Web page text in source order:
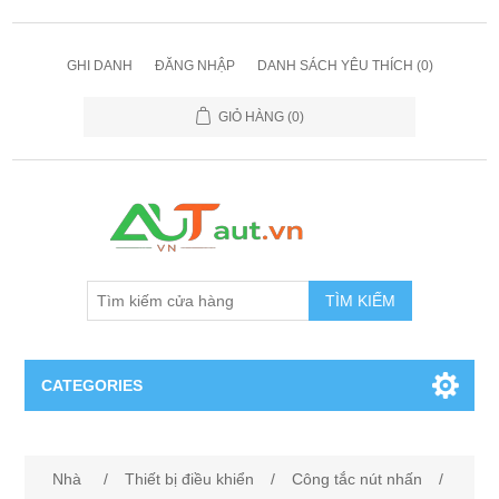
GHI DANH ĐĂNG NHẬP DANH SÁCH YÊU THÍCH (0)
GIỎ HÀNG (0)
TÌM KIẾM
CATEGORIES
Nhà / Thiết bị điều khiển / Công tắc nút nhấn
/